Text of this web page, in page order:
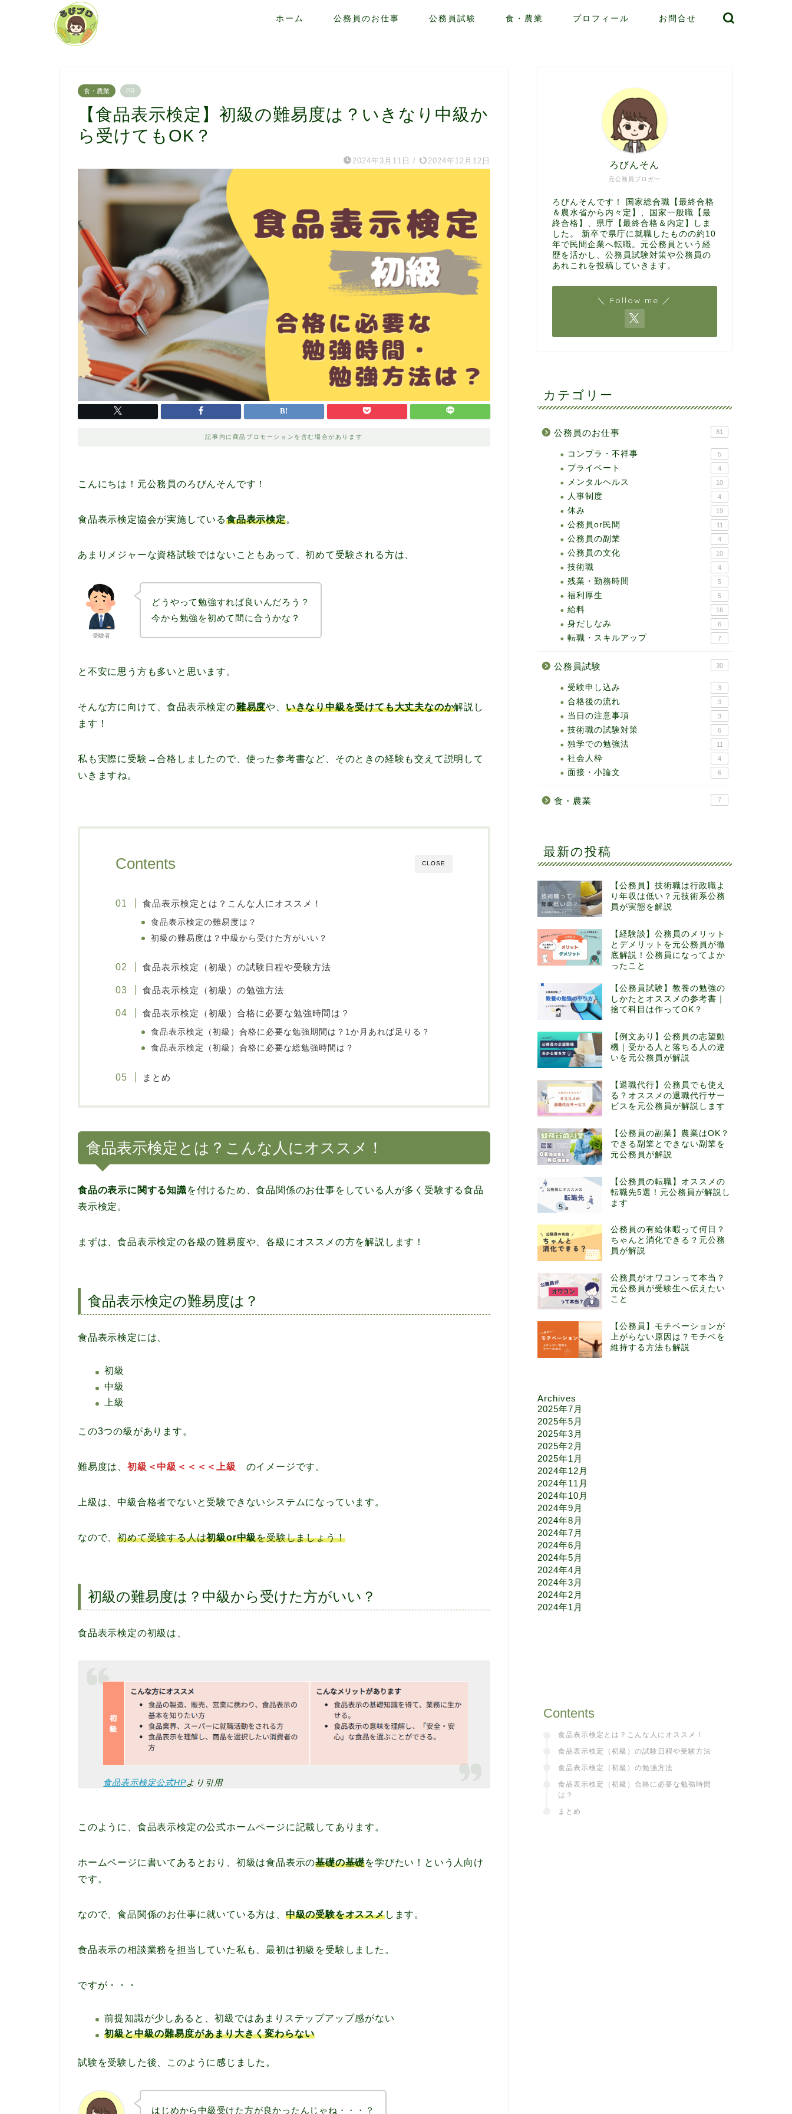
ホーム 公務員のお仕事 公務員試験 食・農業 プロフィール お問合せ
食・農業 PR
【食品表示検定】初級の難易度は？いきなり中級か
ら受けてもOK？
2024年3月11日 / 2024年12月12日
記事内に商品プロモーションを含む場合があります
こんにちは！元公務員のろびんそんです！
食品表示検定協会が実施している食品表示検定。
あまりメジャーな資格試験ではないこともあって、初めて受験される方は、
受験者
どうやって勉強すれば良いんだろう？
今から勉強を初めて間に合うかな？
と不安に思う方も多いと思います。
そんな方に向けて、食品表示検定の難易度や、 いきなり中級を受けても大丈夫なのか解説し
ます！
私も実際に受験→合格しましたので、使った参考書など、そのときの経験も交えて説明して
いきますね。
CLOSE
Contents
食品表示検定とは？こんな人にオススメ！
食品表示検定の難易度は？
初級の難易度は？中級から受けた方がいい？
食品表示検定（初級）の試験日程や受験方法
食品表示検定（初級）の勉強方法
食品表示検定（初級）合格に必要な勉強時間は？
食品表示検定（初級）合格に必要な勉強期間は？1か月あれば足りる？
食品表示検定（初級）合格に必要な総勉強時間は？
まとめ
食品表示検定とは？こんな人にオススメ！
食品の表示に関する知識を付けるため、食品関係のお仕事をしている人が多く受験する食品
表示検定。
まずは、食品表示検定の各級の難易度や、各級にオススメの方を解説します！
食品表示検定の難易度は？
食品表示検定には、
初級
中級
上級
この3つの級があります。
難易度は、 初級＜中級＜＜＜＜上級 のイメージです。
上級は、中級合格者でないと受験できないシステムになっています。
なので、初めて受験する人は初級or中級を受験しましょう！
初級の難易度は？中級から受けた方がいい？
食品表示検定の初級は、
食品表示検定公式HPより引用
このように、食品表示検定の公式ホームページに記載してあります。
ホームページに書いてあるとおり、初級は食品表示の基礎の基礎を学びたい！という人向け
です。
なので、食品関係のお仕事に就いている方は、 中級の受験をオススメします。
食品表示の相談業務を担当していた私も、最初は初級を受験しました。
ですが・・・
前提知識が少しあると、初級ではあまりステップアップ感がない
初級と中級の難易度があまり大きく変わらない
試験を受験した後、このように感じました。
はじめから中級受けた方が良かったんじゃね・・・？
元公務員ブロガー
ろびんそん
ろびんそんです！ 国家総合職【最終合格
＆農水省から内々定】、国家一般職【最
終合格】、県庁【最終合格＆内定】しま
した。 新卒で県庁に就職したものの約10
年で民間企業へ転職。元公務員という経
歴を活かし、公務員試験対策や公務員の
あれこれを投稿していきます。
＼ Follow me ／
カテゴリー
公務員のお仕事 81
コンプラ・不祥事 5
プライベート 4
メンタルヘルス 10
人事制度 4
休み 19
公務員or民間 11
公務員の副業 4
公務員の文化 10
技術職 4
残業・勤務時間 5
福利厚生 5
給料 16
身だしなみ 6
転職・スキルアップ 7
公務員試験 30
受験申し込み 3
合格後の流れ 3
当日の注意事項 3
技術職の試験対策 6
独学での勉強法 11
社会人枠 4
面接・小論文 6
食・農業 7
最新の投稿
【公務員】技術職は行政職よ
り年収は低い？元技術系公務
員が実態を解説
【経験談】公務員のメリット
とデメリットを元公務員が徹
底解説！公務員になってよか
ったこと
【公務員試験】教養の勉強の
しかたとオススメの参考書｜
捨て科目は作ってOK？
【例文あり】公務員の志望動
機｜受かる人と落ちる人の違
いを元公務員が解説
【退職代行】公務員でも使え
る？オススメの退職代行サー
ビスを元公務員が解説します
【公務員の副業】農業はOK？
できる副業とできない副業を
元公務員が解説
【公務員の転職】オススメの
転職先5選！元公務員が解説し
ます
公務員の有給休暇って何日？
ちゃんと消化できる？元公務
員が解説
公務員がオワコンって本当？
元公務員が受験生へ伝えたい
こと
【公務員】モチベーションが
上がらない原因は？モチベを
維持する方法も解説
Archives
2025年7月
2025年5月
2025年3月
2025年2月
2025年1月
2024年12月
2024年11月
2024年10月
2024年9月
2024年8月
2024年7月
2024年6月
2024年5月
2024年4月
2024年3月
2024年2月
2024年1月
Contents
食品表示検定とは？こんな人にオススメ！
食品表示検定（初級）の試験日程や受験方法
食品表示検定（初級）の勉強方法
食品表示検定（初級）合格に必要な勉強時間
は？
まとめ